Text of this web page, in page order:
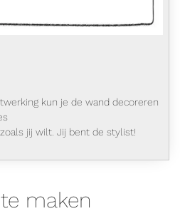
kun je de wand decoreren
jij wilt. Jij bent de stylist!
maken